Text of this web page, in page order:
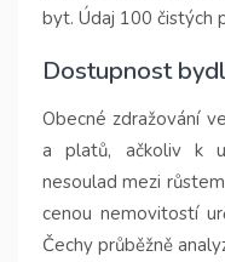
byt. Údaj 100 čistých
Dostupnost
Obecné zdražování
a platů, ačkoliv k
nesoulad mezi
cenou nemovitostí
Čechy průběžně